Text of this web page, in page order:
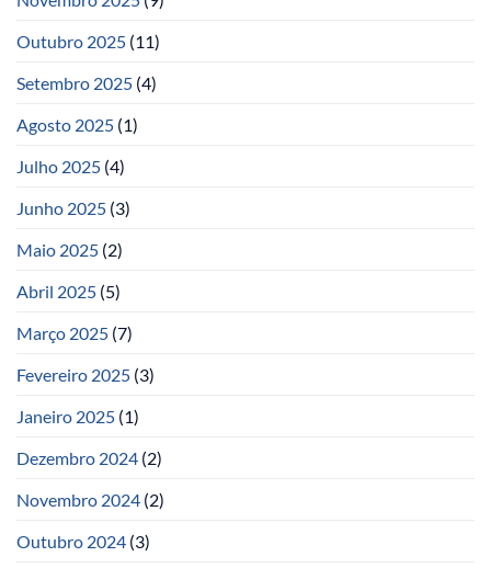
Outubro 2025 (11)
Setembro 2025 (4)
Agosto 2025 (1)
Julho 2025 (4)
Junho 2025 (3)
Maio 2025 (2)
Abril 2025 (5)
Março 2025 (7)
Fevereiro 2025 (3)
Janeiro 2025 (1)
Dezembro 2024 (2)
Novembro 2024 (2)
Outubro 2024 (3)